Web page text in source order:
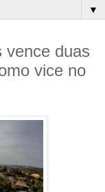
▼
vence duas
vice no